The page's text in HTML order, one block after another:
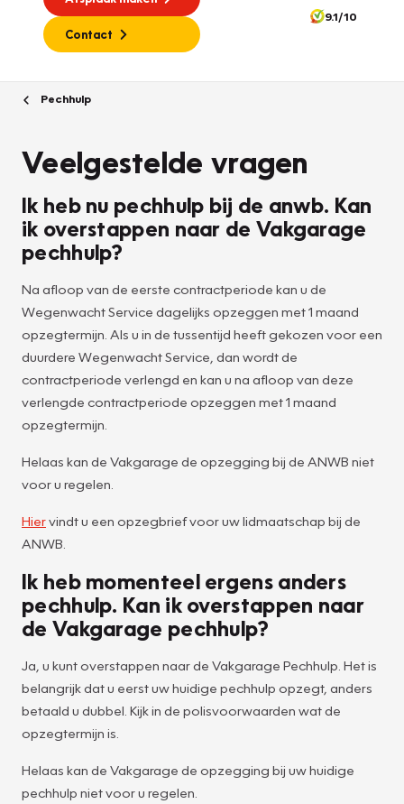
Contact
9.1/10
Pechhulp
Veelgestelde vragen
Ik heb nu pechhulp bij de anwb. Kan
ik overstappen naar de Vakgarage
pechhulp?
Na afloop van de eerste contractperiode kan u de
Wegenwacht Service dagelijks opzeggen met 1 maand
opzegtermijn. Als u in de tussentijd heeft gekozen voor een
duurdere Wegenwacht Service, dan wordt de
contractperiode verlengd en kan u na afloop van deze
verlengde contractperiode opzeggen met 1 maand
opzegtermijn.
Helaas kan de Vakgarage de opzegging bij de ANWB niet
voor u regelen.
Hiervindt u een opzegbrief voor uw lidmaatschap bij de
ANWB.
Ik heb momenteel ergens anders
pechhulp. Kan ik overstappen naar
de Vakgarage pechhulp?
Ja, u kunt overstappen naar de Vakgarage Pechhulp. Het is
belangrijk dat u eerst uw huidige pechhulp opzegt, anders
betaald u dubbel. Kijk in de polisvoorwaarden wat de
opzegtermijn is.
Helaas kan de Vakgarage de opzegging bij uw huidige
pechhulp niet voor u regelen.